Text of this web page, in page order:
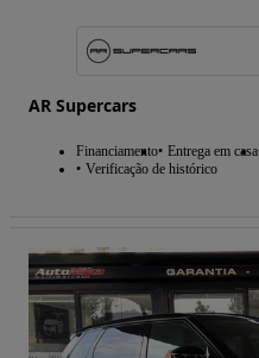
AR Supercars
Financiamento Entrega em casa
Verificação de histórico